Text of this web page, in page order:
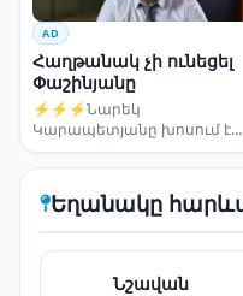
AD
Հաղթանակ չի ունեցել
Փաշինյանը
⚡⚡⚡Նարեկ
Կարապետյանը խոսում է
ընտրությունների մասին
Եղանակը
Նշավան